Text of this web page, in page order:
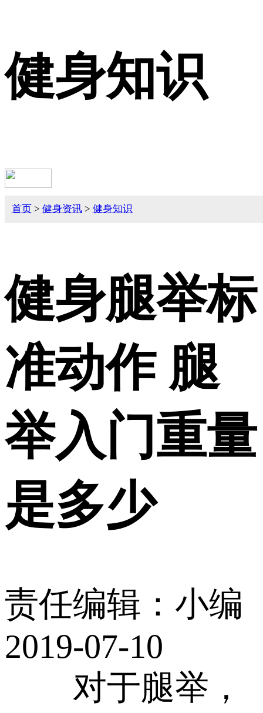
健身知识
首页 > 健身资讯> 健身知识
健身腿举标
准动作 腿
举入门重量
是多少
责任编辑：小编
2019-07-10
对于腿举，